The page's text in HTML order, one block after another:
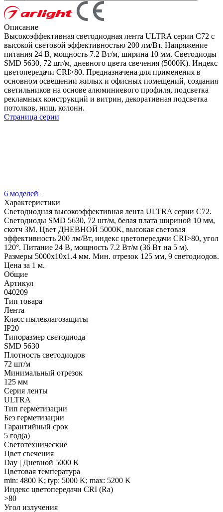
Описание
Высокоэффективная светодиодная лента ULTRA серии C72 с
высокой световой эффективностью 200 лм/Вт. Напряжение
питания 24 В, мощность 7.2 Вт/м, ширина 10 мм. Светодиоды
SMD 5630, 72 шт/м, дневного цвета свечения (5000K). Индекс
цветопередачи CRI>80. Предназначена для применения в
основном освещении жилых и офисных помещений, создания
светильников на основе алюминиевого профиля, подсветка
рекламных конструкций и витрин, декоративная подсветка
потолков, ниш, колонн.
Страница серии
6 моделей
Характеристики
Светодиодная высокоэффективная лента ULTRA серии C72.
Светодиоды SMD 5630, 72 шт/м, белая плата шириной 10 мм,
скотч 3M. Цвет ДНЕВНОЙ 5000K, высокая световая
эффективность 200 лм/Вт, индекс цветопередачи CRI>80, угол
120°. Питание 24 В, мощность 7.2 Вт/м (36 Вт на 5 м).
Размеры 5000x10x1.4 мм. Мин. отрезок 125 мм, 9 светодиодов.
Цена за 1 м.
Общие
Артикул
040209
Тип товара
Лента
Класс пылевлагозащиты
IP20
Типоразмер светодиода
SMD 5630
Плотность светодиодов
72 шт/м
Минимальный отрезок
125 мм
Серия ленты
ULTRA
Тип герметизации
Без герметизации
Гарантийный срок
5 год(а)
Светотехнические
Цвет свечения
Day | Дневной 5000 K
Цветовая температура
min: 4800 K; typ: 5000 K; max: 5200 K
Индекс цветопередачи CRI (Ra)
>80
Угол излучения